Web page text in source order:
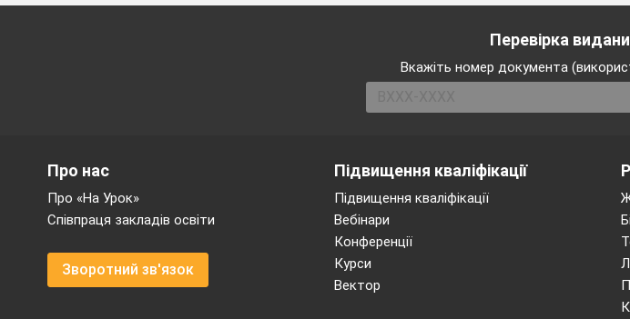
Перевірка
Вкажіть номер документа
Підвищення кваліфікації
Підвищення кваліфікації
Вебінари
Конференції
Курси
Вектор
Про нас
Про «На Урок»
Співпраця закладів освіти
Зворотний зв'язок